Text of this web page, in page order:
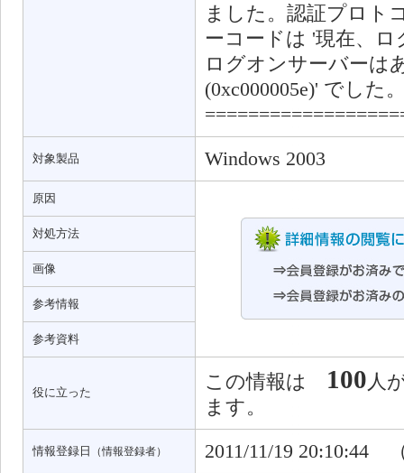
ました。認証プロト
ーコードは '現在、
ログオンサーバーは
(0xc000005e)' でした
対象製品 Windows 2003
原因
対処方法
画像
参考情報
参考資料
役に立った この情報は 100人
ます。
情報登録日 （情報登録者） 2011/11/19 20:10:44